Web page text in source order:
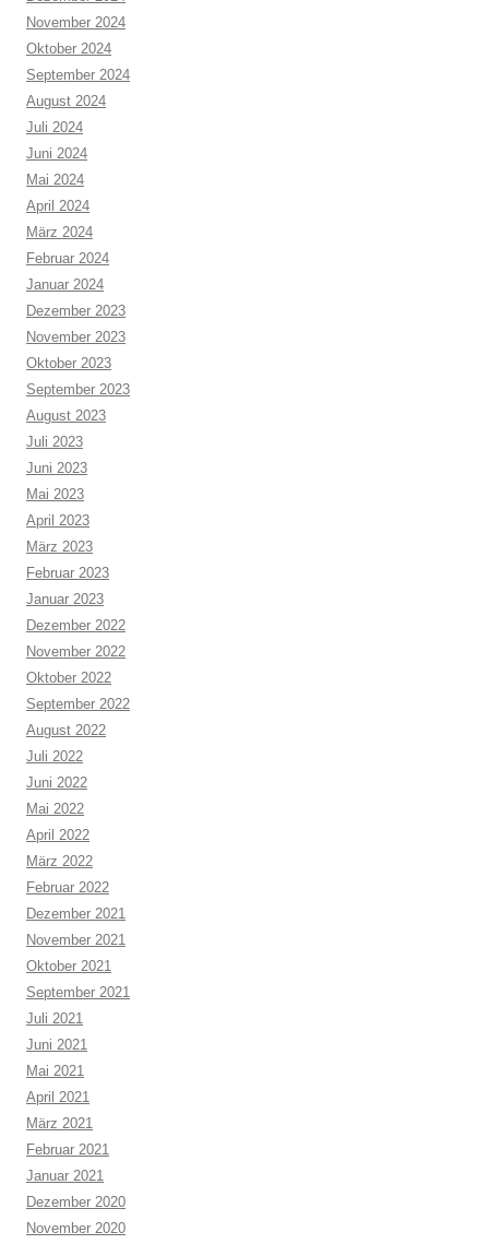
November 2024
Oktober 2024
September 2024
August 2024
Juli 2024
Juni 2024
Mai 2024
April 2024
März 2024
Februar 2024
Januar 2024
Dezember 2023
November 2023
Oktober 2023
September 2023
August 2023
Juli 2023
Juni 2023
Mai 2023
April 2023
März 2023
Februar 2023
Januar 2023
Dezember 2022
November 2022
Oktober 2022
September 2022
August 2022
Juli 2022
Juni 2022
Mai 2022
April 2022
März 2022
Februar 2022
Dezember 2021
November 2021
Oktober 2021
September 2021
Juli 2021
Juni 2021
Mai 2021
April 2021
März 2021
Februar 2021
Januar 2021
Dezember 2020
November 2020